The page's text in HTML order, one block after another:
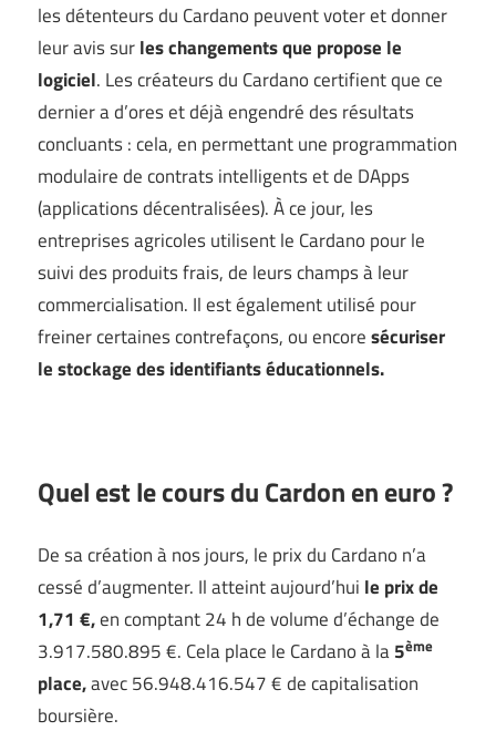
les détenteurs du Cardano peuvent voter et donner
leur avis surles changements que propose le
logiciel. Les créateurs du Cardano certifient que ce
dernier a d’ores et déjà engendré des résultats
concluants : cela, en permettant une programmation
modulaire de contrats intelligents et de DApps
(applications décentralisées). À ce jour, les
entreprises agricoles utilisent le Cardano pour le
suivi des produits frais, de leurs champs à leur
commercialisation. Il est également utilisé pour
freiner certaines contrefaçons, ou encoresécuriser
le stockage des identifiants éducationnels.
Quel est le cours du Cardon en euro ?
De sa création à nos jours, le prix du Cardano n’a
cessé d’augmenter. Il atteint aujourd’hui le prix de
1,71 €,en comptant 24 h de volume d’échange de
3.917.580.895 €. Cela place le Cardano à la5ème
place,avec 56.948.416.547 € de capitalisation
boursière.